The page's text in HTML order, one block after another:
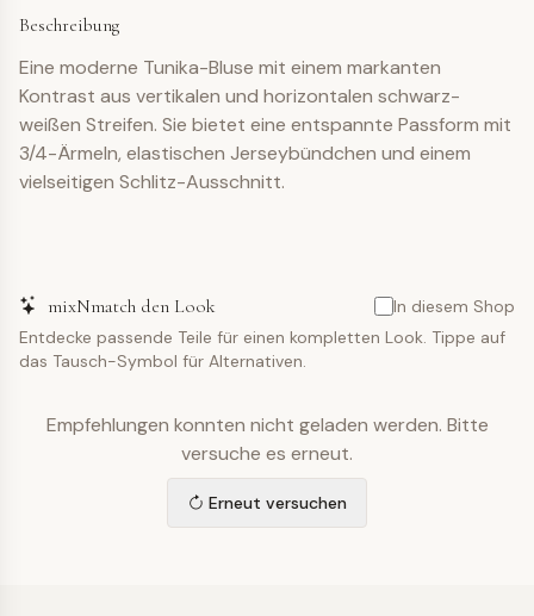
Beschreibung
Eine moderne Tunika-Bluse mit einem markanten
Kontrast aus vertikalen und horizontalen schwarz-
weißen Streifen. Sie bietet eine entspannte Passform mit
3/4-Ärmeln, elastischen Jerseybündchen und einem
vielseitigen Schlitz-Ausschnitt.
mixNmatch den Look
In diesem Shop
Entdecke passende Teile für einen kompletten Look. Tippe auf
das Tausch-Symbol für Alternativen.
Empfehlungen konnten nicht geladen werden. Bitte
versuche es erneut.
Erneut versuchen